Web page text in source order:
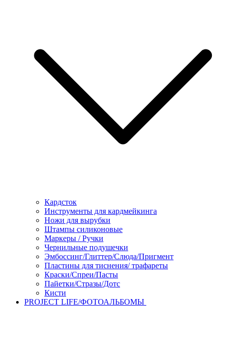
Кардсток
Инструменты для кардмейкинга
Ножи для вырубки
Штампы силиконовые
Маркеры / Ручки
Чернильные подушечки
Эмбоссинг/Глиттер/Слюда/Пригмент
Пластины для тиснения/ трафареты
Краски/Спреи/Пасты
Пайетки/Стразы/Дотс
Кисти
PROJECT LIFE/ФОТОАЛЬБОМЫ